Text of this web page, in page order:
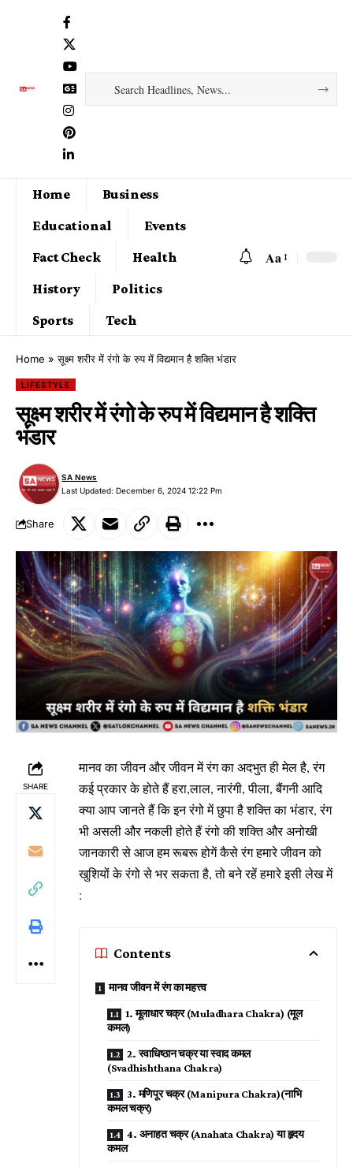
Home
Business
Educational
Events
Fact Check
Health
History
Politics
Sports
Tech
Aa
Home »सूक्ष्म शरीर में रंगो के रुप में विद्यमान है शक्ति भंडार
LIFESTYLE
सूक्ष्म शरीर में रंगो के रुप में विद्यमान है शक्ति
भंडार
Last Updated: December 6, 2024 12:22 Pm
SA News
Share
SHARE
मानव का जीवन और जीवन में रंग का अदभुत ही मेल है, रंग
कई प्रकार के होते हैं हरा,लाल, नारंगी, पीला, बैंगनी आदि
क्या आप जानते हैं कि इन रंगो में छुपा है शक्ति का भंडार, रंग
भी असली और नकली होते हैं रंगो की शक्ति और अनोखी
जानकारी से आज हम रूबरू होगें कैसे रंग हमारे जीवन को
खुशियों के रंगो से भर सकता है, तो बने रहें हमारे इसी लेख में
:
Contents
मानव जीवन में रंग का महत्त्व
1. मूलाधार चक्र (Muladhara Chakra) (मूल
कमल)
2. स्वाधिष्ठान चक्र या स्वाद कमल
(Svadhishthana Chakra)
3. मणिपूर चक्र (Manipura Chakra)(नाभि
कमल चक्र)
4. अनाहत चक्र (Anahata Chakra) या हृदय
कमल